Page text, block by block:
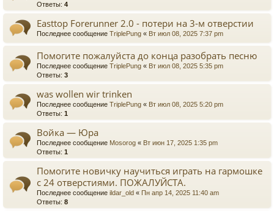
Ответы: 4
Easttop Forerunner 2.0 - потери на 3-м отверстии
Последнее сообщение TriplePung « Вт июл 08, 2025 7:37 pm
Помогите пожалуйста до конца разобрать песню
Последнее сообщение TriplePung « Вт июл 08, 2025 5:35 pm
Ответы: 3
was wollen wir trinken
Последнее сообщение TriplePung « Вт июл 08, 2025 5:20 pm
Ответы: 1
Войка — Юра
Последнее сообщение Mosorog « Вт июн 17, 2025 1:35 pm
Ответы: 1
Помогите новичку научиться играть на гармошке
с 24 отверстиями. ПОЖАЛУЙСТА.
Последнее сообщение ildar_old « Пн апр 14, 2025 11:40 am
Ответы: 8